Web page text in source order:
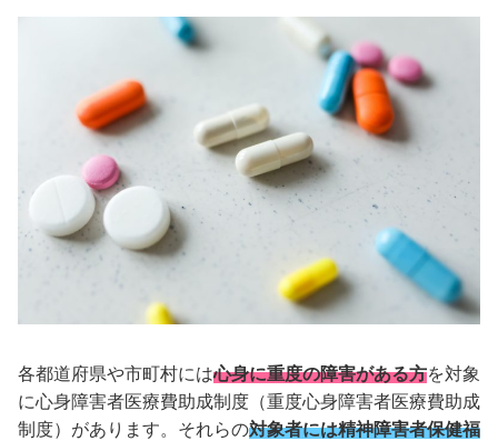
各都道府県や市町村には心身に重度の障害がある方を対象
に心身障害者医療費助成制度（重度心身障害者医療費助成
制度）があります。それらの対象者には精神障害者保健福